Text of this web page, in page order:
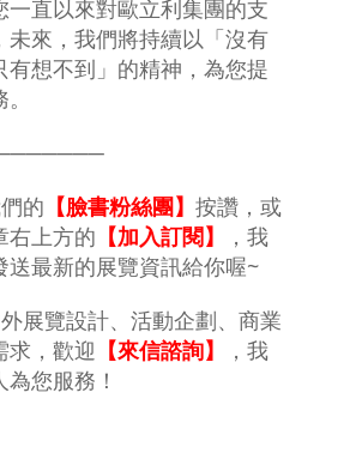
一直以來對歐立利集團的支
未來，我們將持續以「沒有
有想不到」的精神，為您提
的 【臉書粉絲團】 按讚，或
右上方的 【加入訂閱】
，我
送最新的展覽資訊給你喔~
展覽設計、活動企劃、商業
求，歡迎 【來信諮詢】
，我
您服務！